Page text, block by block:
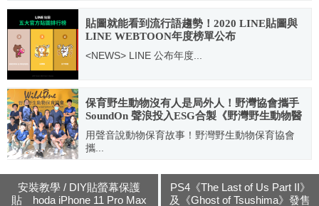
2020.05.19
貼圖就能看到流行語趨勢！2020 LINE貼圖與
LINE WEBTOON年度榜單公布
<NEWS> LINE 公布年度...
2020.12.25
保育野生動物沒有人是局外人！野灣協會攜手
SoundOn 聲浪投入ESG合製《野灣野生動物醫
院》節目
用聲音說動物保育故事！野灣野生動物保育協會
攜...
安裝教學 / DIY貼螢幕保護
貼 hoda iPhone 11 Pro Max
PS4《The Last of Us Part II》
及《Ghost of Tsushima》發售